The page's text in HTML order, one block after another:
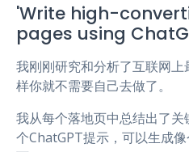
r
e
e
b
o
k
t
t
e
i
l
e
g
r
m
'Write high-
pages using
我刚刚研究和分析了互联网
样你就不需要自己去做了。
我从每个落地页中总结出了
个ChatGPT提示，可以生成